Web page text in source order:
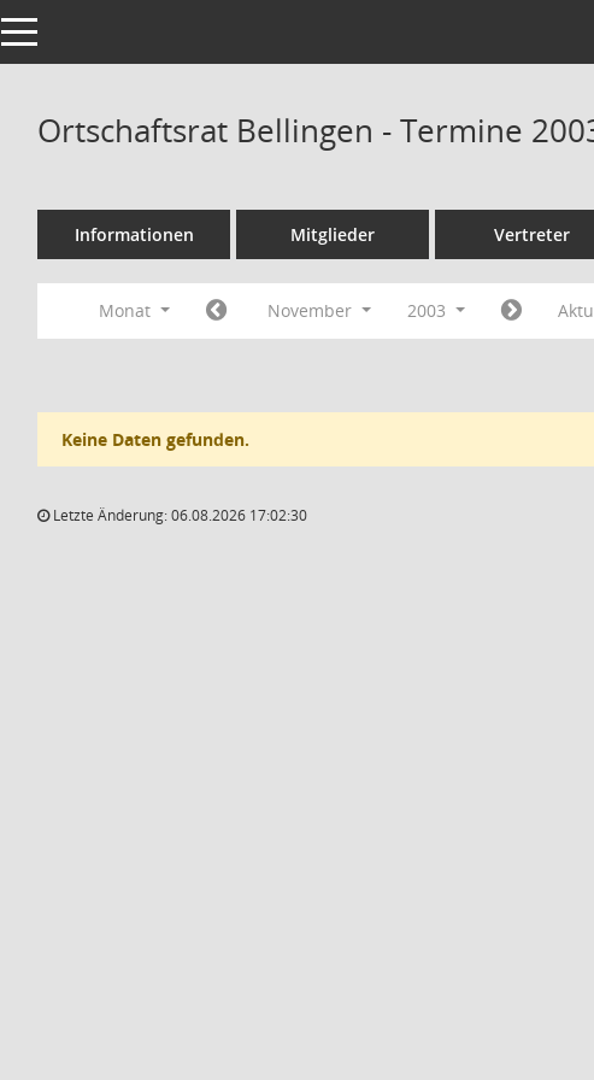
Toggle navigation
Ortschaftsrat Bellingen - Termine
Informationen Mitglieder Vertreter
Monat November 2003
Keine Daten gefunden.
Letzte Änderung: 06.08.2026 17:02:30